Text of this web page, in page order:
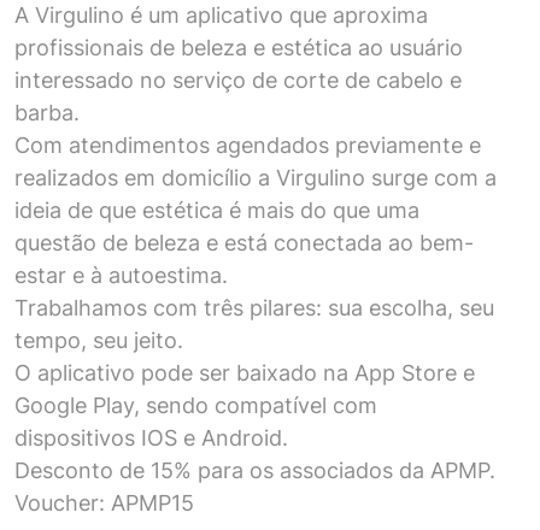
A Virgulino é um aplicativo que aproxima
profissionais de beleza e estética ao usuário
interessado no serviço de corte de cabelo e
barba.
Com atendimentos agendados previamente e
realizados em domicílio a Virgulino surge com a
ideia de que estética é mais do que uma
questão de beleza e está conectada ao bem-
estar e à autoestima.
Trabalhamos com três pilares: sua escolha, seu
tempo, seu jeito.
O aplicativo pode ser baixado na App Store e
Google Play, sendo compatível com
dispositivos IOS e Android.
Desconto de 15% para os associados da APMP.
Voucher: APMP15